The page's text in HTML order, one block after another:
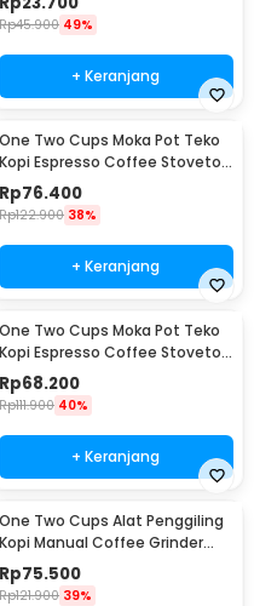
Rp45.900 49%
+ Keranjang
One Two Cups Moka Pot Teko
Kopi Espresso Coffee Stovetop
6 Cup 300ml - Z20
Rp76.400
Rp122.900 38%
+ Keranjang
One Two Cups Moka Pot Teko
Kopi Espresso Coffee Stovetop
4 Cup 200ml - Z20
Rp68.200
Rp111.900 40%
+ Keranjang
One Two Cups Alat Penggiling
Kopi Manual Coffee Grinder
Wood - 16290
Rp75.500
Rp121.900 39%